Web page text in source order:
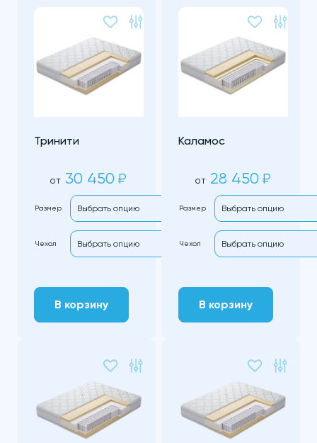
Тринити
от 30 450 ₽
Размер
Чехол
В корзину
Каламос
от 28 450 ₽
Размер
Чехол
В корзину